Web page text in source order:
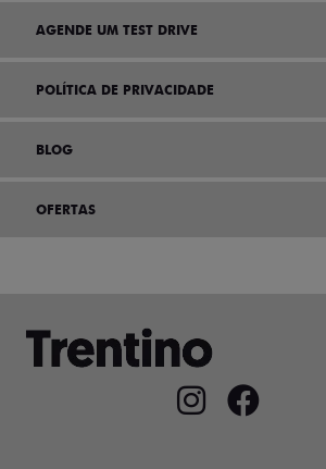
AGENDE UM TEST DRIVE
POLÍTICA DE PRIVACIDADE
BLOG
OFERTAS